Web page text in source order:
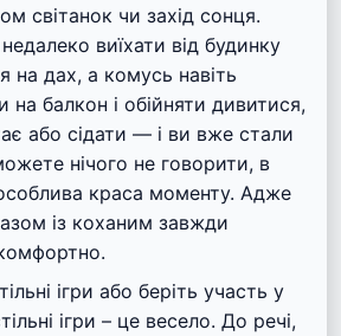
світанок чи захід сонця.
виїхати від будинку
на дах, а комусь навіть
на балкон і обійняти дивитися,
або сідати — і ви вже стали
нічого не говорити, в
краса моменту. Адже
із коханим завжди
ігри або беріть участь у
ігри – це весело. До речі,